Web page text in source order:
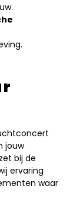
jouw
bij de
ervaring
waar